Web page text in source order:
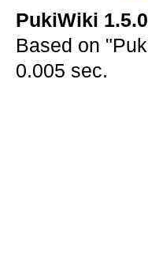
PukiWiki 1.5.0
Based on
0.005 sec.